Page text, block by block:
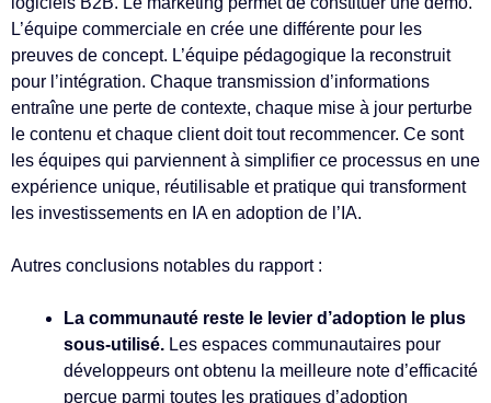
L’équipe commerciale en crée une différente pour les
preuves de concept. L’équipe pédagogique la reconstruit
pour l’intégration. Chaque transmission d’informations
entraîne une perte de contexte, chaque mise à jour perturbe
le contenu et chaque client doit tout recommencer. Ce sont
les équipes qui parviennent à simplifier ce processus en une
expérience unique, réutilisable et pratique qui transforment
les investissements en IA en adoption de l’IA.
Autres conclusions notables du rapport :
La communauté reste le levier d’adoption le plus
sous-utilisé. Les espaces communautaires pour
développeurs ont obtenu la meilleure note d’efficacité
perçue parmi toutes les pratiques d’adoption